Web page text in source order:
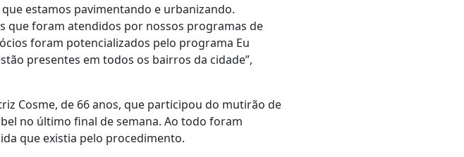
estamos pavimentando e urbanizando.
que foram atendidos por nossos programas de
foram potencializados pelo programa Eu
presentes em todos os bairros da cidade”,
Cosme, de 66 anos, que participou do mutirão de
no último final de semana. Ao todo foram
que existia pelo procedimento.